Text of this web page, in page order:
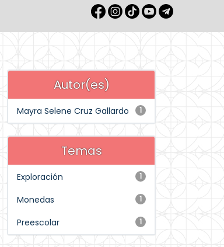
Autor(es)
1
Mayra Selene Cruz Gallardo
Temas
1
Exploración
1
Monedas
1
Preescolar